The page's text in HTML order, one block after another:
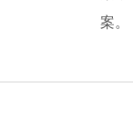
案。